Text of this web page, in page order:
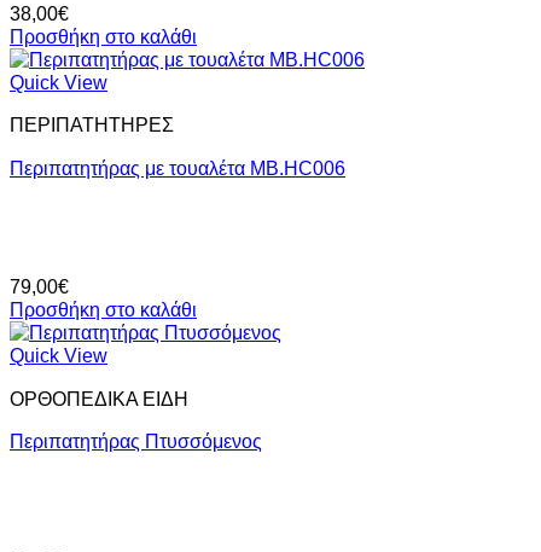
38,00€
Προσθήκη στο καλάθι
Quick View
ΠΕΡΙΠΑΤΗΤΗΡΕΣ
Περιπατητήρας με τουαλέτα MB.HC006
79,00€
Προσθήκη στο καλάθι
Quick View
ΟΡΘΟΠΕΔΙΚΑ ΕΙΔΗ
Περιπατητήρας Πτυσσόμενος